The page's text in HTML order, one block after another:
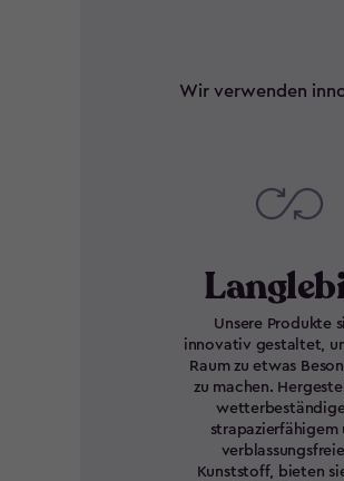
Wir verwenden
Unsere Produkte
innovativ gestaltet,
Raum zu etwas
zu machen.
strapazierfähigem
Kunststoff, bieten